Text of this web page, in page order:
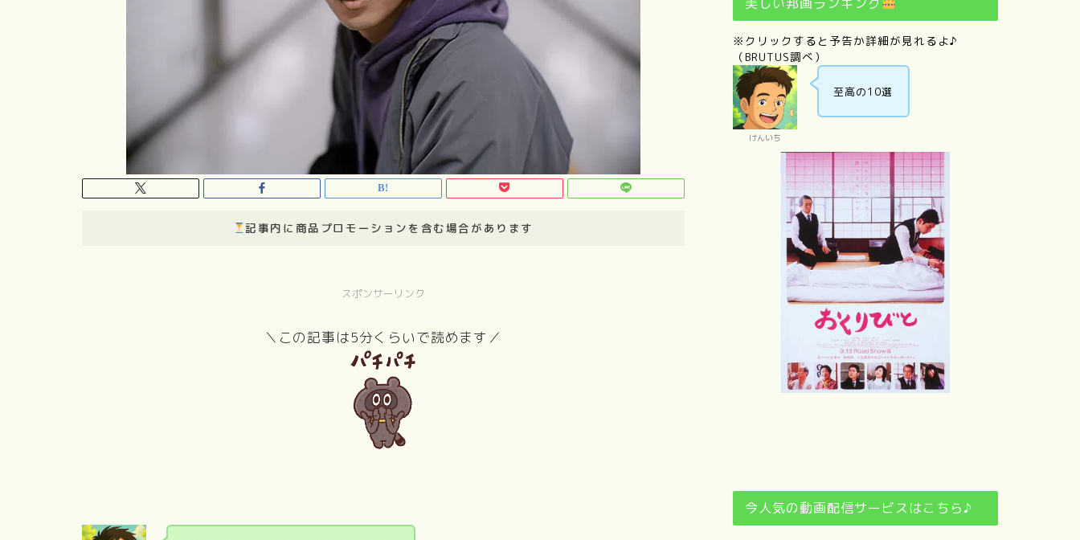
記事内に商品プロモーションを含む場合があります
スポンサーリンク
＼この記事は5分くらいで読めます／
美しい邦画ランキング
※クリックすると予告か詳細が見れるよ♪
（BRUTUS調べ）
けんいち
至高の10選
PERFECT
東京物語
今人気の動画配信サービスはこちら♪